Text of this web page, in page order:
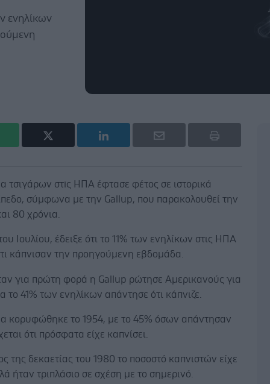
ενηλίκων
τσιγάρων στiς ΗΠΑ έφτασε φέτος σε ιστορικά
σύμφωνα με την Gallup, που παρακολουθεί την
80 χρόνια.
Ιουλίου, έδειξε ότι το 11% των ενηλίκων στις ΗΠΑ
κάπνισαν την προηγούμενη εβδομάδα.
για πρώτη φορά η Gallup ρώτησε Αμερικανούς για
το 41% των ενηλίκων απάντησε ότι κάπνιζε.
κορυφώθηκε το 1954, με το 45% όσων απάντησαν
ότι πρόσφατα είχε καπνίσει.
της δεκαετίας του 1980 το ποσοστό καπνιστών είχε
ήταν τριπλάσιο σε σχέση με το σημερινό.